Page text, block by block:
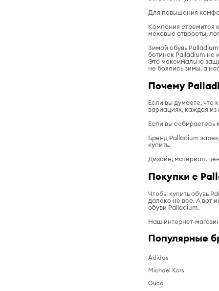
Для повышения
Компания стремится
меховые отвороты,
Зимой обувь
ботинок Palladium не
Это максимально
не боялись зимы, а
Почему
Если вы думаете, что
вариациях, каждая из
Если вы собираетесь
Бренд Palladium
купить.
Дизайн, материал,
Покупки с
Чтобы купить обувь
далеко не все. А вот
обуви Palladium.
Наш интернет-
Популярные
Adidas
Michael Kors
Gucci